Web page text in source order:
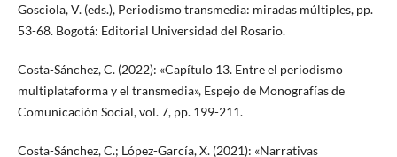
Gosciola, V. (eds.), Periodismo transmedia: miradas múltiples, pp.
53-68. Bogotá: Editorial Universidad del Rosario.
Costa-Sánchez, C. (2022): «Capítulo 13. Entre el periodismo
multiplataforma y el transmedia», Espejo de Monografías de
Comunicación Social, vol. 7, pp. 199-211.
Costa-Sánchez, C.; López-García, X. (2021): «Narrativas